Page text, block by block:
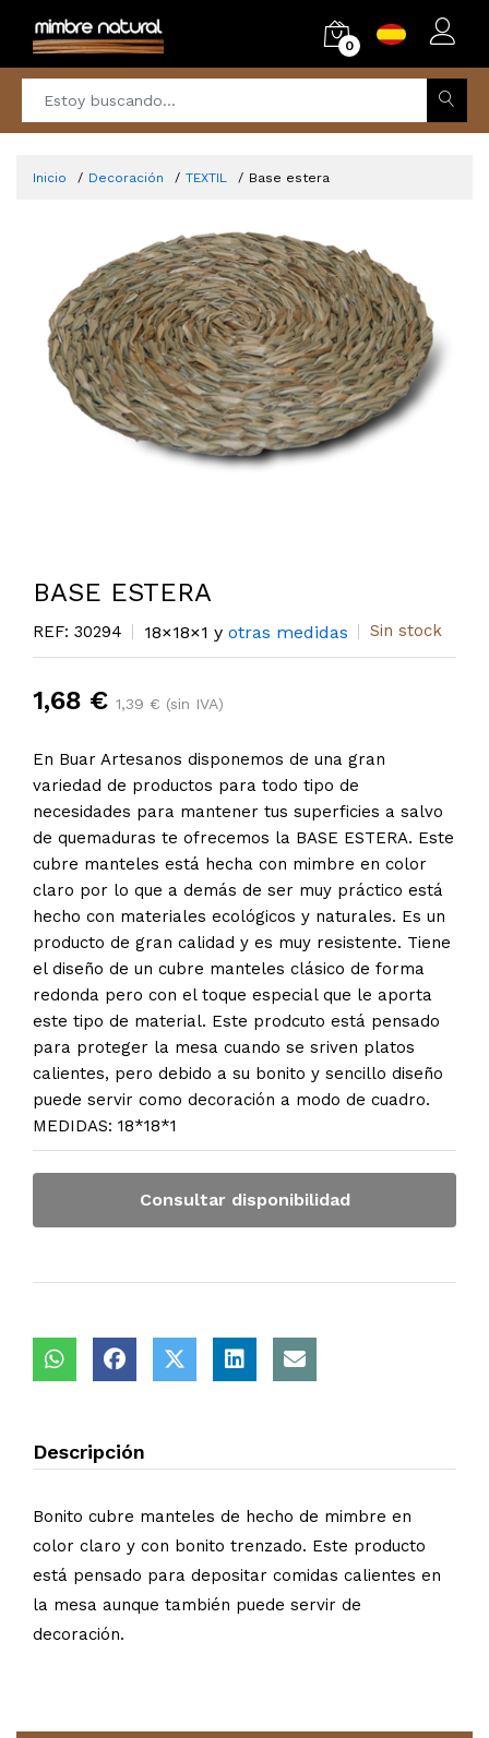
0
Inicio Decoración TEXTIL Base estera
BASE ESTERA
REF: 30294 18×18×1 y otras medidas Sin stock
1,68 € 1,39 € (sin IVA)
En Buar Artesanos disponemos de una gran
variedad de productos para todo tipo de
necesidades para mantener tus superficies a salvo
de quemaduras te ofrecemos la BASE ESTERA. Este
cubre manteles está hecha con mimbre en color
claro por lo que a demás de ser muy práctico está
hecho con materiales ecológicos y naturales. Es un
producto de gran calidad y es muy resistente. Tiene
el diseño de un cubre manteles clásico de forma
redonda pero con el toque especial que le aporta
este tipo de material. Este prodcuto está pensado
para proteger la mesa cuando se sriven platos
calientes, pero debido a su bonito y sencillo diseño
puede servir como decoración a modo de cuadro.
MEDIDAS: 18*18*1
Consultar disponibilidad
Descripción
Bonito cubre manteles de hecho de mimbre en
color claro y con bonito trenzado. Este producto
está pensado para depositar comidas calientes en
la mesa aunque también puede servir de
decoración.